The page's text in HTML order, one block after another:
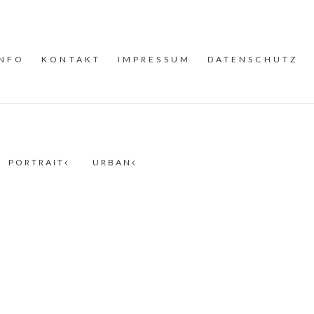
KONTAKT IMPRESSUM DATENSCHUTZ
PORTRAIT URBAN